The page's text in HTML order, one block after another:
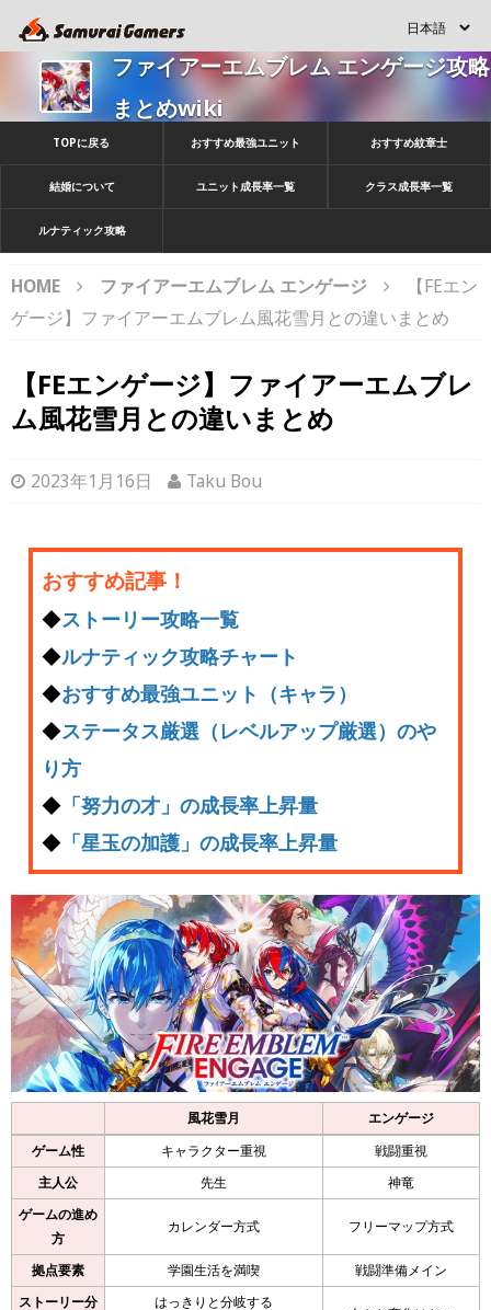
ファイアーエムブレム エンゲージ攻略
まとめwiki
TOPに戻る おすすめ最強ユニット おすすめ紋章士
結婚について ユニット成長率一覧 クラス成長率一覧
ルナティック攻略
HOME ファイアーエムブレム エンゲージ
【FEエン
ゲージ】ファイアーエムブレム風花雪月との違いまとめ
【FEエンゲージ】ファイアーエムブレ
ム風花雪月との違いまとめ
2023年1月16日 Taku Bou
おすすめ記事！
◆ストーリー攻略一覧
◆ルナティック攻略チャート
◆おすすめ最強ユニット（キャラ）
◆ステータス厳選（レベルアップ厳選）のや
り方
◆ 「努力の才」の成長率上昇量
◆ 「星玉の加護」の成長率上昇量
風花雪月
エンゲージ
ゲーム性
キャラクター重視
戦闘重視
主人公
先生
神竜
ゲームの進め
方
カレンダー方式 フリーマップ方式
拠点要素 学園生活を満喫
戦闘準備メイン
ストーリー分
はっきりと分岐する